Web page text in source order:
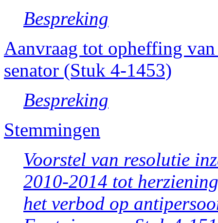
Bespreking
Aanvraag tot opheffing
senator (Stuk 4-1453)
Bespreking
Stemmingen
Voorstel van resolutie
2010-2014 tot
het verbod op